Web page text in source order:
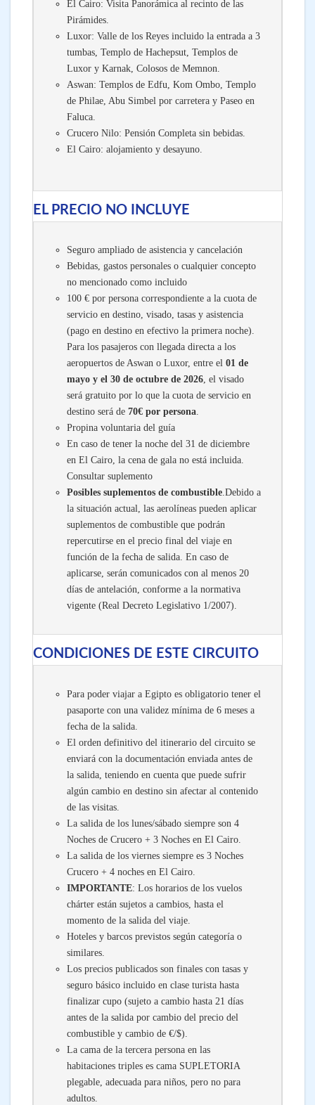
El Cairo: Visita Panorámica al recinto de las
Pirámides.
Luxor: Valle de los Reyes incluido la entrada a 3
tumbas, Templo de Hachepsut, Templos de
Luxor y Karnak, Colosos de Memnon.
Aswan: Templos de Edfu, Kom Ombo, Templo
de Philae, Abu Simbel por carretera y Paseo en
Faluca.
Crucero Nilo: Pensión Completa sin bebidas.
El Cairo: alojamiento y desayuno.
EL PRECIO NO INCLUYE
Seguro ampliado de asistencia y cancelación
Bebidas, gastos personales o cualquier concepto
no mencionado como incluido
100 € por persona correspondiente a la cuota de
servicio en destino, visado, tasas y asistencia
(pago en destino en efectivo la primera noche).
Para los pasajeros con llegada directa a los
aeropuertos de Aswan o Luxor, entre el 01 de
mayo y el 30 de octubre de 2026, el visado
será gratuito por lo que la cuota de servicio en
destino será de 70€ por persona.
Propina voluntaria del guía
En caso de tener la noche del 31 de diciembre
en El Cairo, la cena de gala no está incluida.
Consultar suplemento
Posibles suplementos de combustible.Debido a
la situación actual, las aerolíneas pueden aplicar
suplementos de combustible que podrán
repercutirse en el precio final del viaje en
función de la fecha de salida. En caso de
aplicarse, serán comunicados con al menos 20
días de antelación, conforme a la normativa
vigente (Real Decreto Legislativo 1/2007).
CONDICIONES DE ESTE CIRCUITO
Para poder viajar a Egipto es obligatorio tener el
pasaporte con una validez mínima de 6 meses a
fecha de la salida.
El orden definitivo del itinerario del circuito se
enviará con la documentación enviada antes de
la salida, teniendo en cuenta que puede sufrir
algún cambio en destino sin afectar al contenido
de las visitas.
La salida de los lunes/sábado siempre son 4
Noches de Crucero + 3 Noches en El Cairo.
La salida de los viernes siempre es 3 Noches
Crucero + 4 noches en El Cairo.
IMPORTANTE: Los horarios de los vuelos
chárter están sujetos a cambios, hasta el
momento de la salida del viaje.
Hoteles y barcos previstos según categoría o
similares.
Los precios publicados son finales con tasas y
seguro básico incluido en clase turista hasta
finalizar cupo (sujeto a cambio hasta 21 días
antes de la salida por cambio del precio del
combustible y cambio de €/$).
La cama de la tercera persona en las
habitaciones triples es cama SUPLETORIA
plegable, adecuada para niños, pero no para
adultos.